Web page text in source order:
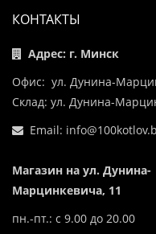
КОНТАКТЫ
Адрес: г. Минск
Офис: ул. Дунина-
Склад: ул. Дунина-
Email:
Магазин на ул. Дунина-
Марцинкевича, 11
пн.-пт.: с 9.00 до 20.00